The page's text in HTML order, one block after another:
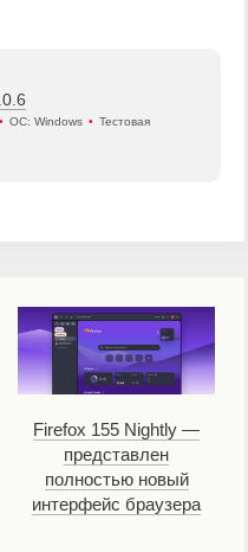
• ОС: Windows • Тестовая
Firefox 155 Nightly —
представлен
полностью новый
интерфейс браузера